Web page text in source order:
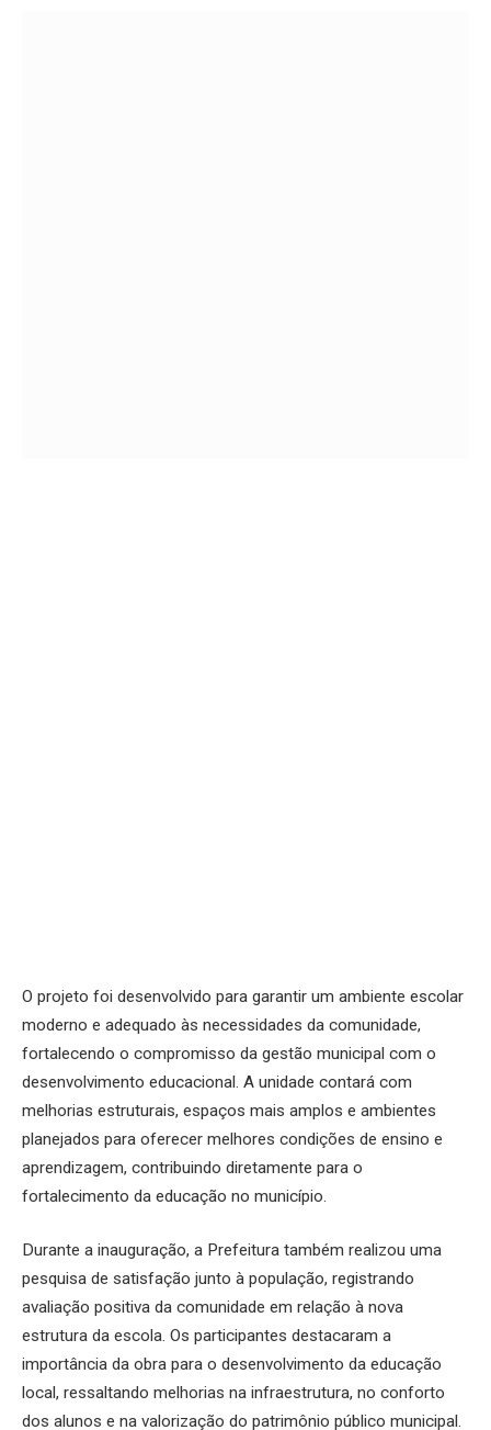
O projeto foi desenvolvido para garantir um ambiente escolar
moderno e adequado às necessidades da comunidade,
fortalecendo o compromisso da gestão municipal com o
desenvolvimento educacional. A unidade contará com
melhorias estruturais, espaços mais amplos e ambientes
planejados para oferecer melhores condições de ensino e
aprendizagem, contribuindo diretamente para o
fortalecimento da educação no município.
Durante a inauguração, a Prefeitura também realizou uma
pesquisa de satisfação junto à população, registrando
avaliação positiva da comunidade em relação à nova
estrutura da escola. Os participantes destacaram a
importância da obra para o desenvolvimento da educação
local, ressaltando melhorias na infraestrutura, no conforto
dos alunos e na valorização do patrimônio público municipal.